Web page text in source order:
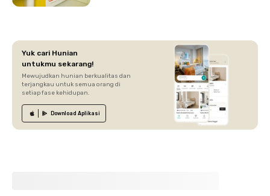
Yuk cari Hunian
untukmu sekarang!
Mewujudkan hunian berkualitas dan
terjangkau untuk semua orang di
setiap fase kehidupan.
Download Aplikasi